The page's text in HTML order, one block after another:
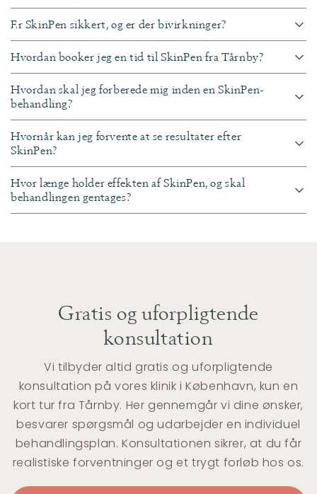
Er SkinPen sikkert, og er der bivirkninger?
Hvordan booker jeg en tid til SkinPen fra Tårnby?
Hvordan skal jeg forberede mig inden en SkinPen-
behandling?
Hvornår kan jeg forvente at se resultater efter
SkinPen?
Hvor længe holder effekten af SkinPen, og skal
behandlingen gentages?
Gratis og uforpligtende
konsultation
Vi tilbyder altid gratis og uforpligtende
konsultation på vores klinik i København, kun en
kort tur fra Tårnby. Her gennemgår vi dine ønsker,
besvarer spørgsmål og udarbejder en individuel
behandlingsplan. Konsultationen sikrer, at du får
realistiske forventninger og et trygt forløb hos os.